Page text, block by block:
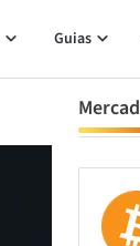
Guias